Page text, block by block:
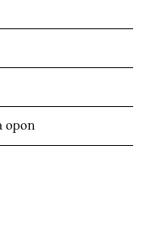
opon